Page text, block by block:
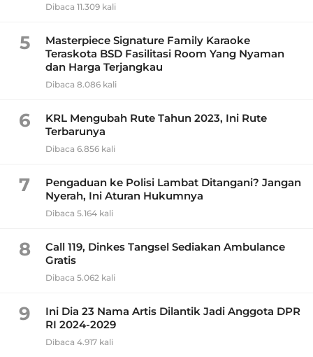
Dibaca 11.309 kali
5
Masterpiece Signature Family Karaoke
Teraskota BSD Fasilitasi Room Yang Nyaman
dan Harga Terjangkau
Dibaca 8.086 kali
6
KRL Mengubah Rute Tahun 2023, Ini Rute
Terbarunya
Dibaca 6.856 kali
7
Pengaduan ke Polisi Lambat Ditangani? Jangan
Nyerah, Ini Aturan Hukumnya
Dibaca 5.164 kali
8
Call 119, Dinkes Tangsel Sediakan Ambulance
Gratis
Dibaca 5.062 kali
9
Ini Dia 23 Nama Artis Dilantik Jadi Anggota DPR
RI 2024-2029
Dibaca 4.917 kali